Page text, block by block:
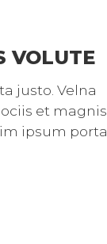
VOLUTE
justo. Velna
et magnis
ipsum porta